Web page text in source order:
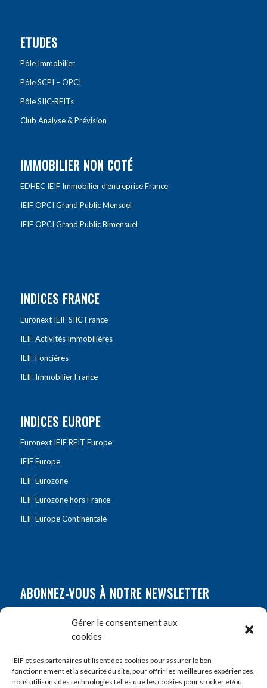
Gérer le consentement aux
cookies
IEIF et ses partenaires utilisent des cookies pour assurer le bon
fonctionnement et la sécurité du site, pour offrir les meilleures expériences,
nous utilisons des technologies telles que les cookies pour stocker et/ou
ETUDES
Pôle Immobilier
Pôle SCPI – OPCI
Pôle SIIC-REITs
Club Analyse & Prévision
IMMOBILIER NON COTÉ
EDHEC IEIF Immobilier d’entreprise France
IEIF OPCI Grand Public Mensuel
IEIF OPCI Grand Public Bimensuel
INDICES FRANCE
Euronext IEIF SIIC France
IEIF Activités Immobilières
IEIF Foncières
IEIF Immobilier France
INDICES EUROPE
Euronext IEIF REIT Europe
IEIF Europe
IEIF Eurozone
IEIF Eurozone hors France
IEIF Europe Continentale
ABONNEZ-VOUS À NOTRE NEWSLETTER
Prénom*